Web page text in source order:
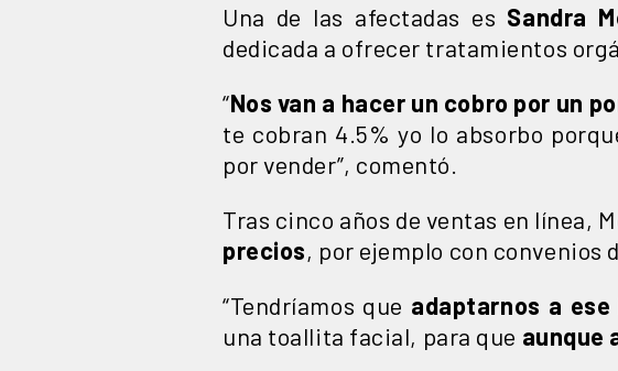
Una de las afectadas es Sandra
dedicada a ofrecer tratamientos
“Nos van a hacer un cobro por un
te cobran 4.5% yo lo absorbo
por vender”, comentó.
Tras cinco años de ventas en línea,
precios, por ejemplo con convenios
“Tendríamos que adaptarnos a
una toallita facial, para que aunque